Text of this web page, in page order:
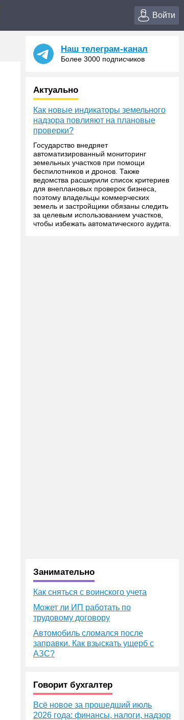
Войти
Наш телеграм-канал
Более 3000 подписчиков
Актуально
Как новые индикаторы земельного
надзора повлияют на плановые
проверки?
Государство внедряет
автоматизированный мониторинг
земельных участков при помощи
беспилотников и дронов. Также
ведомства расширили список критериев
для внеплановых проверок бизнеса,
поэтому владельцы коммерческих
земель и застройщики обязаны следить
за целевым использованием участков,
чтобы избежать автоматического аудита.
Занимательно
Как сняться с воинского учета
Может ли ИП работать по
трудовому договору
Автомобиль сломался после
заправки. Как взыскать ущерб с
АЗС?
Говорит бухгалтер
Всё новое за прошедший июль
2026 года: финансы, налоги, надзор